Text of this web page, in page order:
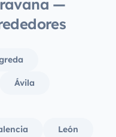
—
Ávila
León